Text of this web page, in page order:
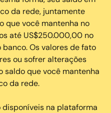
da rede, juntamente
que você mantenha no
até US$250.000,00 no
Os valores de fato
ou sofrer alterações
saldo que você mantenha
da rede.
na plataforma